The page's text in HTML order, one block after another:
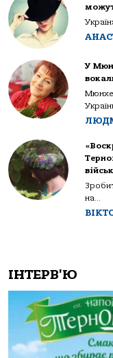
У
на...
ІНТЕРВ'Ю